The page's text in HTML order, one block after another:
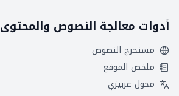
أدوات معالجة النصوص والمحتوى
مستخرج النصوص
ملخص الموقع
محول عربيزي